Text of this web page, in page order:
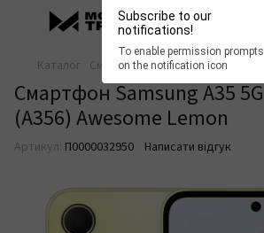
Subscribe to our
notifications!
To enable permission
on the notification icon
Каталог Смартфони та телефони
Смартфон Samsung A35
(A356) Awesome Lemon
Артикул: П0000032950 Написати відгук